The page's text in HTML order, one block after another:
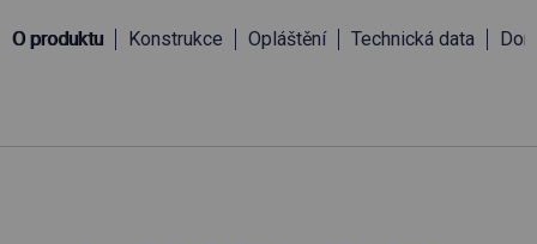
O produktu Konstrukce Opláštění Technická data